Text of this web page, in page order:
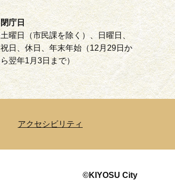
閉庁日
土曜日（市民課を除く）、日曜日、
祝日、休日、年末年始（12月29日か
ら翌年1月3日まで）
アクセシビリティ
©KIYOSU City